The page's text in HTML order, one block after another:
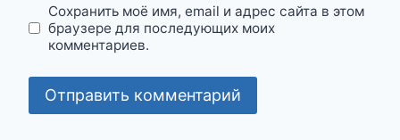
Сохранить моё имя, email и адрес сайта в этом
браузере для последующих моих
комментариев.